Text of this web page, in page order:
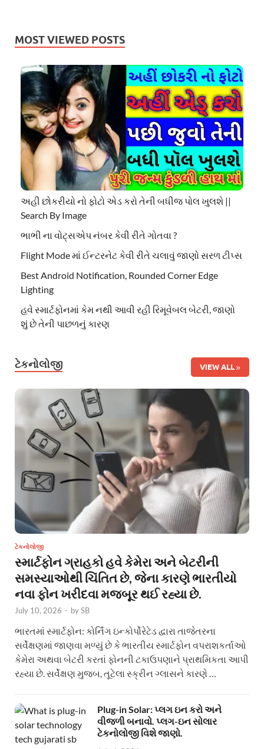
MOST VIEWED POSTS
અહી છોકરીયો નો ફોટો એડ કરો તેની બધીજ પોલ ખુલશે ||
Search By Image
ભાભી ના વોટ્સએપ નંબર કેવી રીતે ગોતવા ?
Flight Mode માં ઈન્ટરનેટ કેવી રીતે ચલાવું જાણો સરળ ટીપ્સ
Best Android Notification, Rounded Corner Edge
Lighting
હવે સ્માર્ટફોનમાં કેમ નથી આવી રહી રિમૂવેબલ બેટરી, જાણો
શું છે તેની પાછળનું કારણ
ટેકનોલોજી VIEW ALL
ટેકનોલોજી
સ્માર્ટફોન ગ્રાહકો હવે કેમેરા અને બેટરીની
સમસ્યાઓથી ચિંતિત છે, જેના કારણે ભારતીયો
નવા ફોન ખરીદવા મજબૂર થઈ રહ્યા છે.
July 10, 2026 - bySB
ભારતમાં સ્માર્ટફોન: કોર્નિંગ ઇન્કોર્પોરેટેડ દ્વારા તાજેતરના
સર્વેક્ષણમાં જાણવા મળ્યું છે કે ભારતીય સ્માર્ટફોન વપરાશકર્તાઓ
કેમેરા અથવા બેટરી કરતાં ફોનની ટકાઉપણાને પ્રાથમિકતા આપી
રહ્યા છે. સર્વેક્ષણ મુજબ, તૂટેલા સ્ક્રીન ગ્લાસને કારણે …
Plug-in Solar: પ્લગ ઇન કરો અને
વીજળી બનાવો. પ્લગ-ઇન સોલાર
ટેકનોલોજી વિશે જાણો.